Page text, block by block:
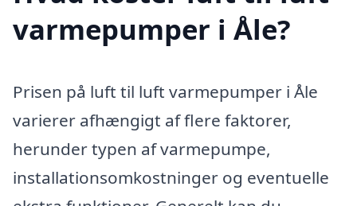
varmepumper i Åle?
Prisen på luft til luft varmepumper i Åle
varierer afhængigt af flere faktorer,
herunder typen af varmepumpe,
installationsomkostninger og eventuelle